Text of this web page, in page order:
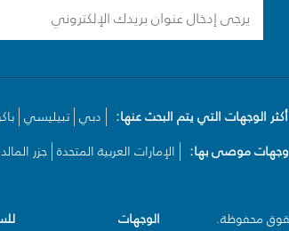
أكثر الوجهات التي يتم البحث عنها: دبي تبيليسي
وجهات موصى بها:
الإمارات العربية المتحدة جزر
الوجهات